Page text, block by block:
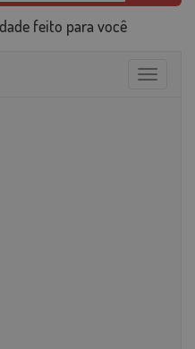
feito para você
Toggle